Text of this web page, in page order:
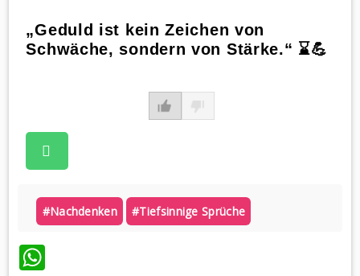
„Geduld ist kein Zeichen von
Schwäche, sondern von Stärke.“ ⌛💪
#nachdenken #tiefsinnige Sprüche
WhatsApp